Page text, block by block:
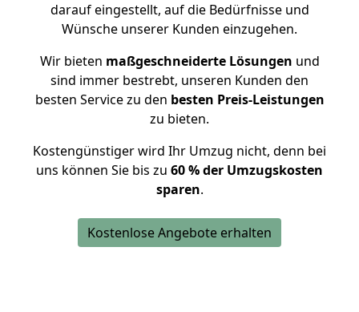
darauf eingestellt, auf die Bedürfnisse und
Wünsche unserer Kunden einzugehen.
Wir bieten maßgeschneiderte Lösungen und
sind immer bestrebt, unseren Kunden den
besten Service zu den besten Preis-Leistungen
zu bieten.
Kostengünstiger wird Ihr Umzug nicht, denn bei
uns können Sie bis zu 60 % der Umzugskosten
sparen.
Kostenlose Angebote erhalten